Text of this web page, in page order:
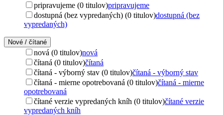
pripravujeme (0 titulov)pripravujeme
dostupná (bez vypredaných) (0 titulov)dostupná (bez
vypredaných)
Nové / čítané
nová (0 titulov)nová
čítaná (0 titulov)čítaná
čítaná - výborný stav (0 titulov)čítaná - výborný stav
čítaná - mierne opotrebovaná (0 titulov)čítaná - mierne
opotrebovaná
čítané verzie vypredaných kníh (0 titulov)čítané verzie
vypredaných kníh